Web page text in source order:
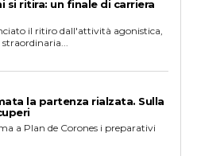
si ritira: un finale di carriera
il ritiro dall'attività agonistica,
la partenza rialzata. Sulla
a Plan de Corones i preparativi